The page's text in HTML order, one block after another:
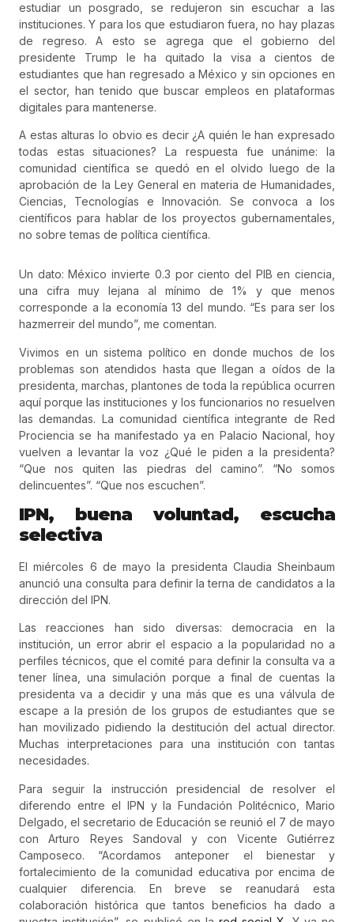
estudiar un posgrado, se redujeron sin escuchar a las
instituciones. Y para los que estudiaron fuera, no hay plazas
de regreso. A esto se agrega que el gobierno del
presidente Trump le ha quitado la visa a cientos de
estudiantes que han regresado a México y sin opciones en
el sector, han tenido que buscar empleos en plataformas
digitales para mantenerse.
A estas alturas lo obvio es decir ¿A quién le han expresado
todas estas situaciones? La respuesta fue unánime: la
comunidad científica se quedó en el olvido luego de la
aprobación de la Ley General en materia de Humanidades,
Ciencias, Tecnologías e Innovación. Se convoca a los
científicos para hablar de los proyectos gubernamentales,
no sobre temas de política científica.
Un dato: México invierte 0.3 por ciento del PIB en ciencia,
una cifra muy lejana al mínimo de 1% y que menos
corresponde a la economía 13 del mundo. “Es para ser los
hazmerreir del mundo”, me comentan.
Vivimos en un sistema político en donde muchos de los
problemas son atendidos hasta que llegan a oídos de la
presidenta, marchas, plantones de toda la república ocurren
aquí porque las instituciones y los funcionarios no resuelven
las demandas. La comunidad científica integrante de Red
Prociencia se ha manifestado ya en Palacio Nacional, hoy
vuelven a levantar la voz ¿Qué le piden a la presidenta?
“Que nos quiten las piedras del camino”. “No somos
delincuentes”. “Que nos escuchen”.
IPN, buena voluntad, escucha
selectiva
El miércoles 6 de mayo la presidenta Claudia Sheinbaum
anunció una consulta para definir la terna de candidatos a la
dirección del IPN.
Las reacciones han sido diversas: democracia en la
institución, un error abrir el espacio a la popularidad no a
perfiles técnicos, que el comité para definir la consulta va a
tener línea, una simulación porque a final de cuentas la
presidenta va a decidir y una más que es una válvula de
escape a la presión de los grupos de estudiantes que se
han movilizado pidiendo la destitución del actual director.
Muchas interpretaciones para una institución con tantas
necesidades.
Para seguir la instrucción presidencial de resolver el
diferendo entre el IPN y la Fundación Politécnico, Mario
Delgado, el secretario de Educación se reunió el 7 de mayo
con Arturo Reyes Sandoval y con Vicente Gutiérrez
Camposeco. “Acordamos anteponer el bienestar y
fortalecimiento de la comunidad educativa por encima de
cualquier diferencia. En breve se reanudará esta
colaboración histórica que tantos beneficios ha dado a